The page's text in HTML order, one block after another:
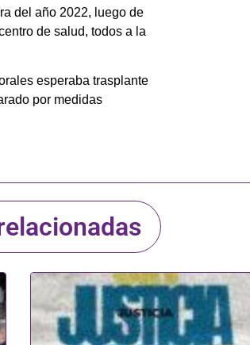
del año 2022, luego de
de salud, todos a la
esperaba trasplante
por medidas